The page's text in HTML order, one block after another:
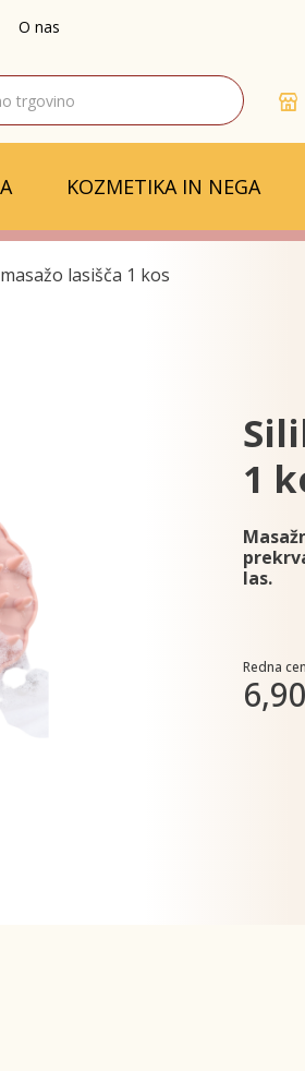
O nas
KOZMETIKA IN NEGA
lasišča 1 kos
1
las.
Redna